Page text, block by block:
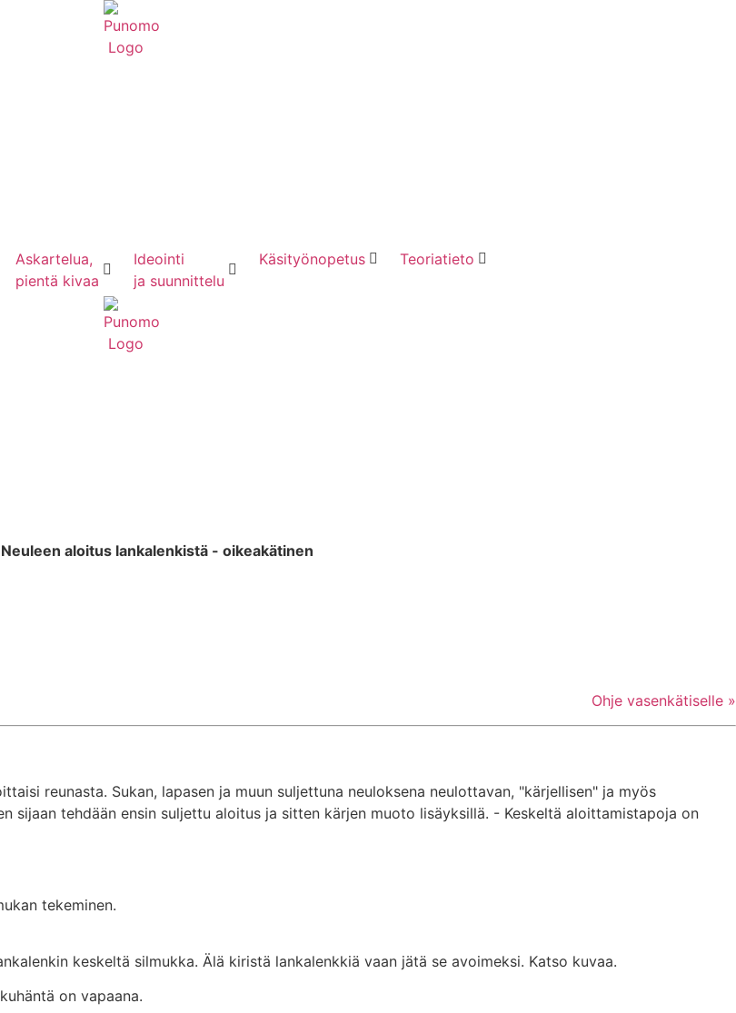
Askartelua,
pientä kivaa
Ideointi
ja suunnittelu
Käsityönopetus Teoriatieto
Neuleen aloitus lankalenkistä - oikeakätinen
Ohje vasenkätiselle »
reunasta. Sukan, lapasen ja muun suljettuna neuloksena neulottavan, "kärjellisen" ja myös
sijaan tehdään ensin suljettu aloitus ja sitten kärjen muoto lisäyksillä. - Keskeltä aloittamistapoja on
tekeminen.
keskeltä silmukka. Älä kiristä lankalenkkiä vaan jätä se avoimeksi. Katso kuvaa.
on vapaana.